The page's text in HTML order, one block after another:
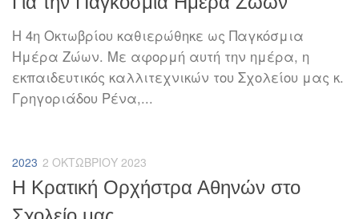
Η 4η Οκτωβρίου καθιερώθηκε ως Παγκόσμια
Ημέρα Ζώων. Με αφορμή αυτή την ημέρα, η
εκπαιδευτικός καλλιτεχνικών του Σχολείου μας κ.
Γρηγοριάδου Ρένα,...
2023 2 ΟΚΤΩΒΡΊΟΥ 2023
H Κρατική Ορχήστρα Αθηνών στο